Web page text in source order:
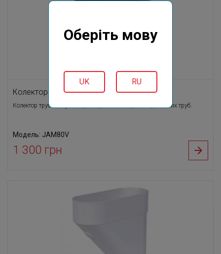
Оберіть мову
UK
RU
Колектор круглої труби ПВХ зелений D80
Колектор труби - служить для підключення двох водостічних труб.
Модель: JAM80V
1 300 грн